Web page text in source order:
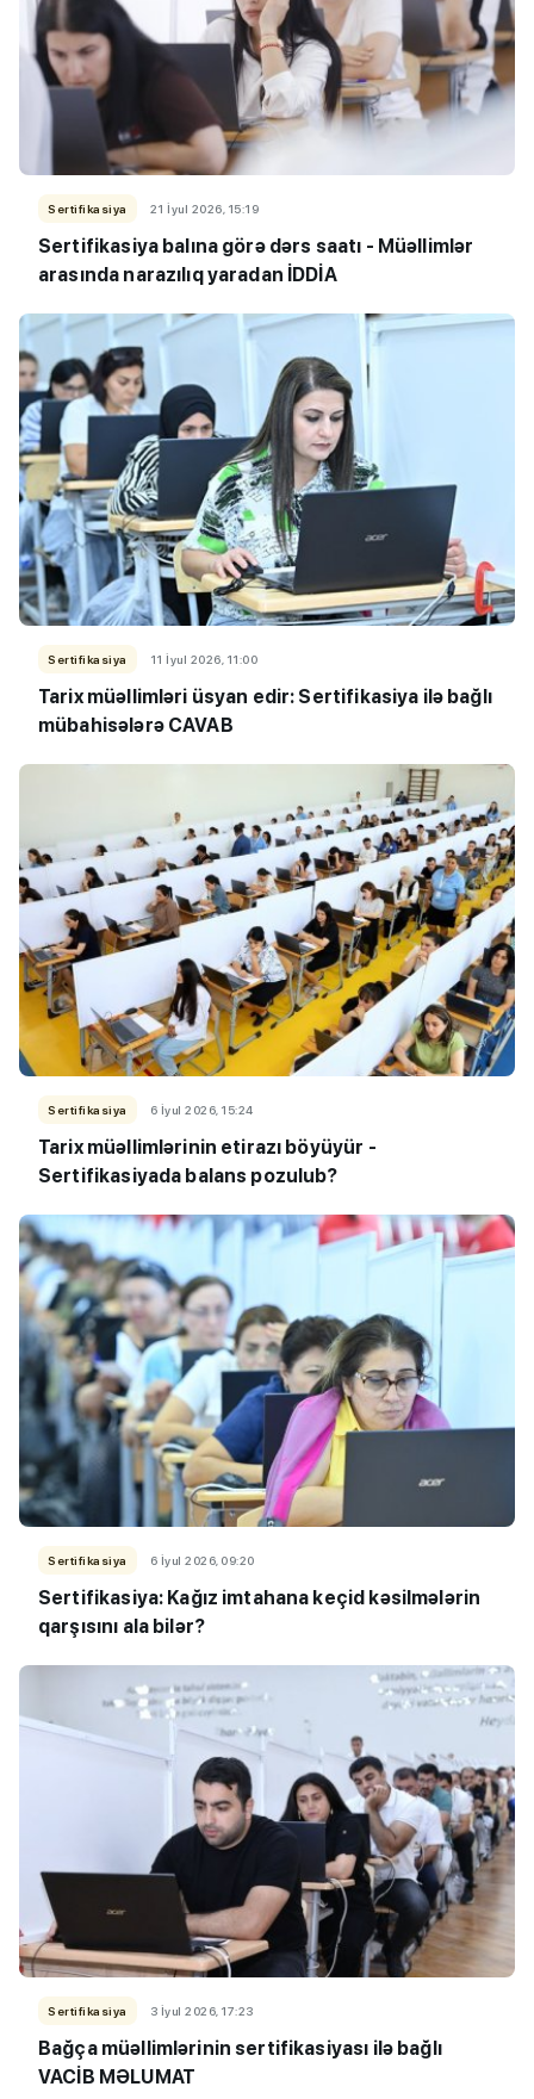
Sertifikasiya 21 İyul 2026, 15:19
Sertifikasiya balına görə dərs saatı - Müəllimlər
arasında narazılıq yaradan İDDİA
Sertifikasiya 11 İyul 2026, 11:00
Tarix müəllimləri üsyan edir: Sertifikasiya ilə bağlı
mübahisələrə CAVAB
Sertifikasiya 6 İyul 2026, 15:24
Tarix müəllimlərinin etirazı böyüyür -
Sertifikasiyada balans pozulub?
Sertifikasiya 6 İyul 2026, 09:20
Sertifikasiya: Kağız imtahana keçid kəsilmələrin
qarşısını ala bilər?
Sertifikasiya 3 İyul 2026, 17:23
Bağça müəllimlərinin sertifikasiyası ilə bağlı
VACİB MƏLUMAT